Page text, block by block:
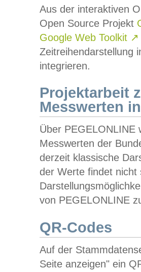
Aus der interaktiven
Open Source Projekt
Google Web Toolkit ↗
Zeitreihendarstellung
integrieren.
Projektarbeit
Messwerten
Über PEGELONLINE
Messwerten der
derzeit klassische
der Werte findet
von PEGELONLINE
QR-Codes
Auf der
Seite anzeigen" ein